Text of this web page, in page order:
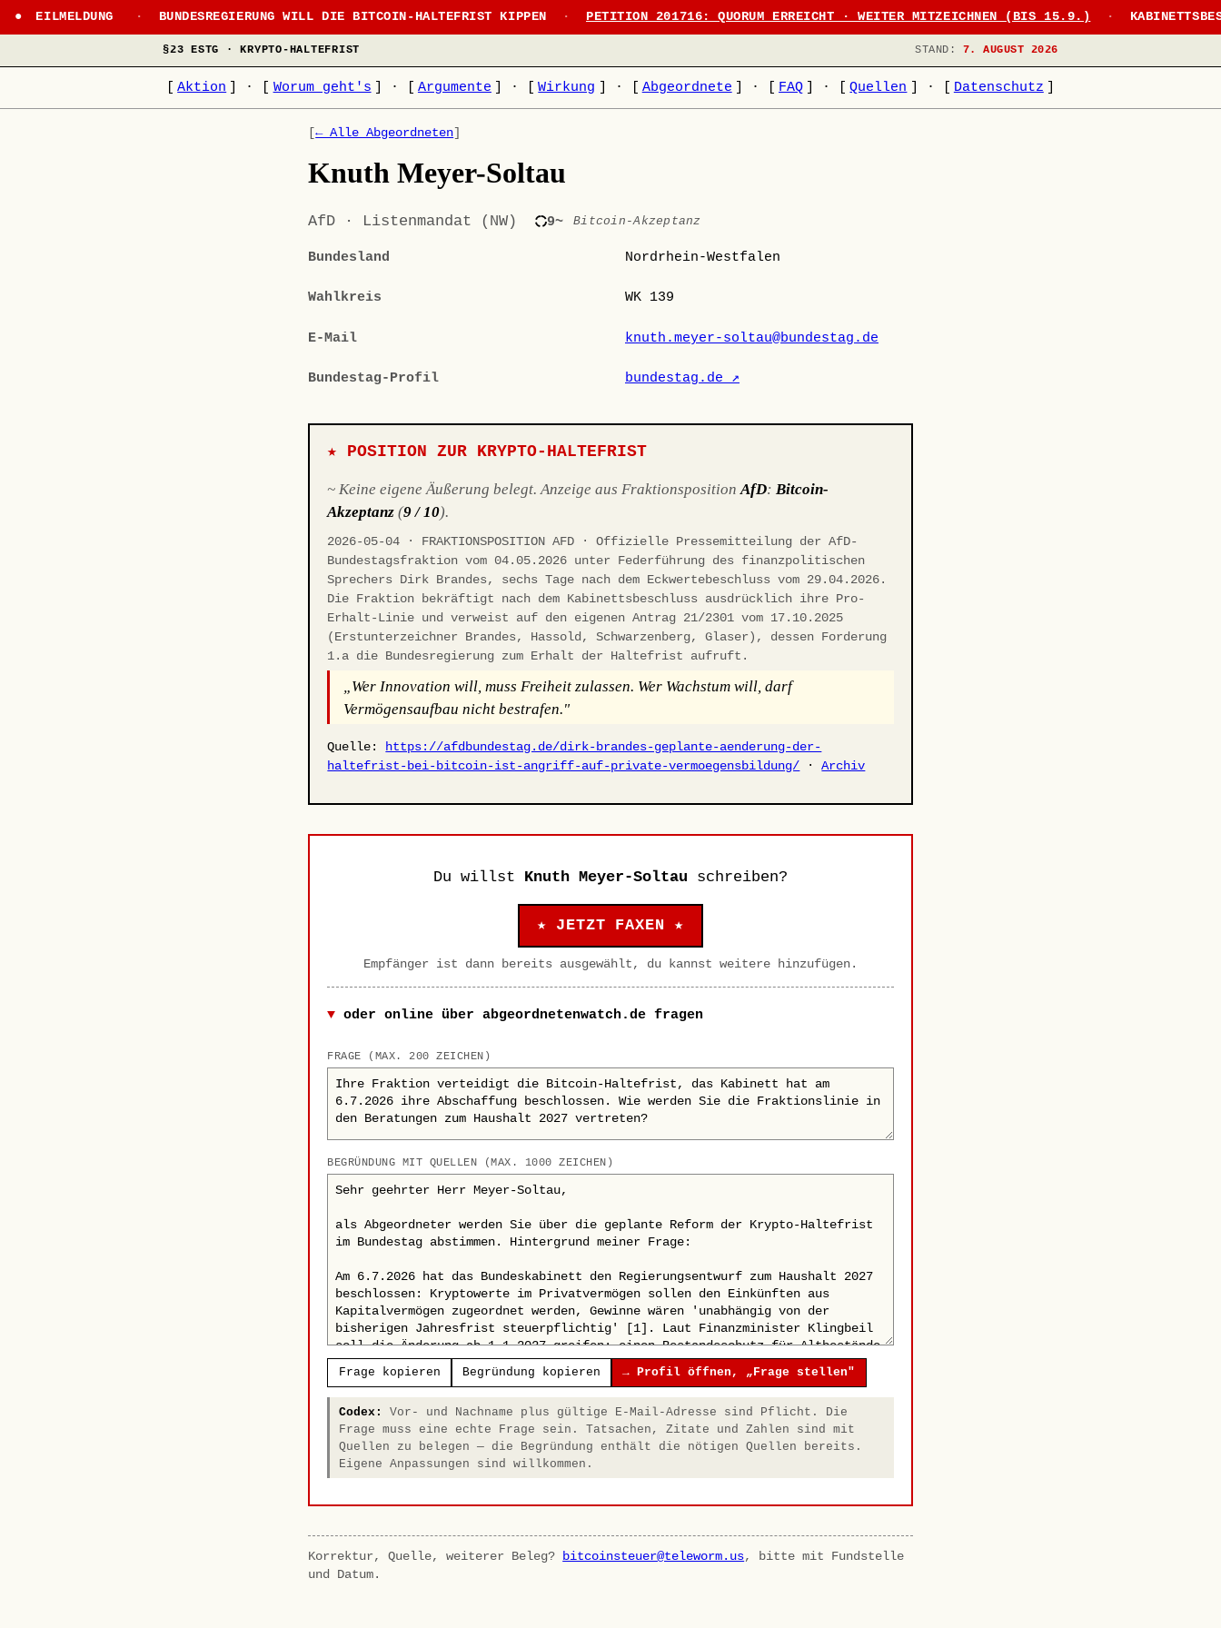
EILMELDUNG · BUNDESREGIERUNG WILL DIE BITCOIN-HALTEFRIST KIPPEN · PETITION 201716: QUORUM ERREICHT · WEITER MITZEICHNEN (BIS 15.9.) ·
§23 ESTG · KRYPTO-HALTEFRIST STAND: 7. AUGUST 2026
Aktion · Worum geht's · Argumente · Wirkung · Abgeordnete · FAQ · Quellen · Datenschutz
[← Alle Abgeordneten]
Knuth Meyer-Soltau
AfD · Listenmandat (NW) 9~ Bitcoin-Akzeptanz
Bundesland Nordrhein-Westfalen
Wahlkreis WK 139
E-Mail knuth.meyer-soltau@bundestag.de
Bundestag-Profil bundestag.de ↗
★ POSITION ZUR KRYPTO-HALTEFRIST
~ Keine eigene Äußerung belegt. Anzeige aus FraktionspositionAfD:Bitcoin-
Akzeptanz (9 / 10).
2026-05-04 · FRAKTIONSPOSITION AFD · Offizielle Pressemitteilung der AfD-
Bundestagsfraktion vom 04.05.2026 unter Federführung des finanzpolitischen
Sprechers Dirk Brandes, sechs Tage nach dem Eckwertebeschluss vom 29.04.2026.
Die Fraktion bekräftigt nach dem Kabinettsbeschluss ausdrücklich ihre Pro-
Erhalt-Linie und verweist auf den eigenen Antrag 21/2301 vom 17.10.2025
(Erstunterzeichner Brandes, Hassold, Schwarzenberg, Glaser), dessen Forderung
1.a die Bundesregierung zum Erhalt der Haltefrist aufruft.
„Wer Innovation will, muss Freiheit zulassen. Wer Wachstum will, darf
Vermögensaufbau nicht bestrafen."
Quelle:
https://afdbundestag.de/dirk-brandes-geplante-aenderung-der-
haltefrist-bei-bitcoin-ist-angriff-auf-private-vermoegensbildung/ ·Archiv
Du willst Knuth Meyer-Soltau schreiben?
★ JETZT FAXEN ★
Empfänger ist dann bereits ausgewählt, du kannst weitere hinzufügen.
oder online über abgeordnetenwatch.de fragen
FRAGE (MAX. 200 ZEICHEN)
BEGRÜNDUNG MIT QUELLEN (MAX. 1000 ZEICHEN)
Frage kopieren Begründung kopieren → Profil öffnen, „Frage stellen"
Codex:
Vor- und Nachname plus gültige E-Mail-Adresse sind Pflicht. Die
Frage muss eine echte Frage sein. Tatsachen, Zitate und Zahlen sind mit
Quellen zu belegen — die Begründung enthält die nötigen Quellen bereits.
Eigene Anpassungen sind willkommen.
Korrektur, Quelle, weiterer Beleg? bitcoinsteuer@teleworm.us, bitte mit Fundstelle
und Datum.